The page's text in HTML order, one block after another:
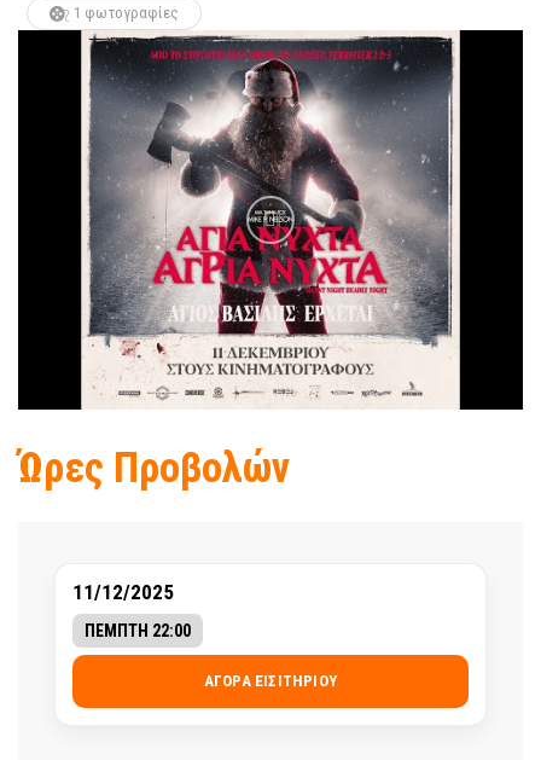
1 φωτογραφίες
Ώρες Προβολών
11/12/2025
ΠΕΜΠΤΗ 22:00
ΑΓΟΡΆ ΕΙΣΙΤΗΡΊΟΥ